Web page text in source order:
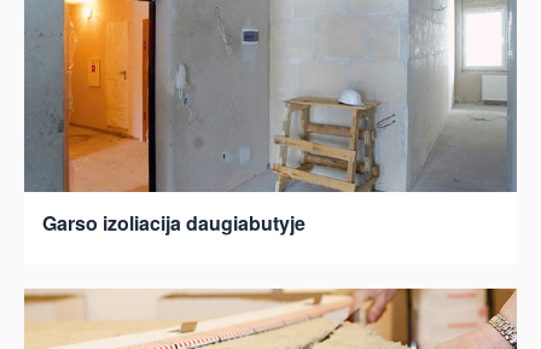
Garso izoliacija daugiabutyje